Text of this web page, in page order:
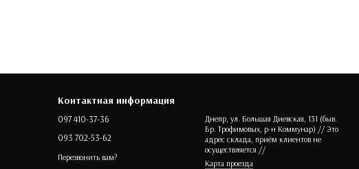
Контактная информация
097 410-37-36
093 702-53-62
Перезвонить вам?
Днепр, ул. Большая Диевская, 131 (быв.
Бр. Трофимовых, р-н Коммунар) // Это
адрес склада, приём клиентов не
осуществляется //
Карта проезда